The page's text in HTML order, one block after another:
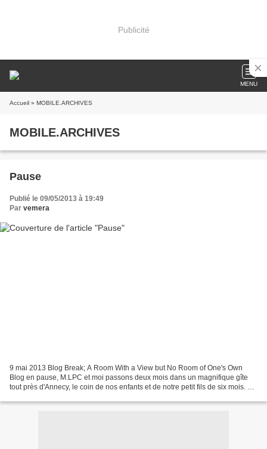
Publicité
MENU
Accueil » MOBILE.ARCHIVES
MOBILE.ARCHIVES
Pause
Publié le 09/05/2013 à 19:49
Par vemera
9 mai 2013 Blog Break; A Room With a View but No Room of One's Own
Blog en pause, M.LPC et moi passons deux mois dans un magnifique gîte
tout près d'Annecy, le coin de nos enfants et de notre petit fils de six mois. Au